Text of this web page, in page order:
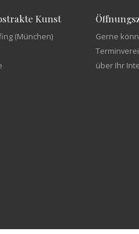
Kunst
(München)
Gerne
über Ihr